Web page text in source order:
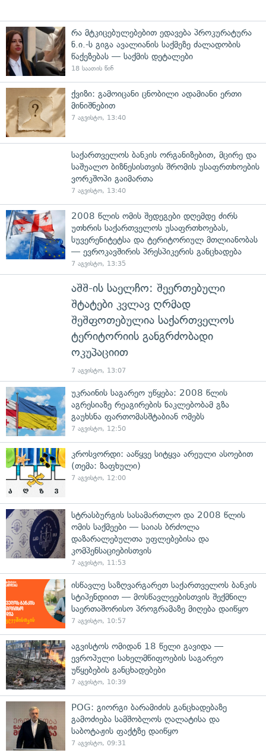
რა მტკიცებულებებით ედავება პროკურატურა
ნ.ი.-ს გიგა ავალიანის საქმეზე ძალადობის
წაქეზებას — საქმის დეტალები
18 საათის წინ
ქვიზი: გამოიცანი ცნობილი ადამიანი ერთი
მინიშნებით
7 აგვისტო, 13:40
საქართველოს ბანკის ორგანიზებით, მცირე და
საშუალო ბიზნესისთვის შრომის უსაფრთხოების
ვორკშოპი გაიმართა
7 აგვისტო, 13:40
2008 წლის ომის შედეგები დღემდე ძირს
უთხრის საქართველოს უსაფრთხოებას,
სუვერენიტეტსა და ტერიტორიულ მთლიანობას
— ევროკავშირის პრესპიკერის განცხადება
7 აგვისტო, 13:35
აშშ-ის საელჩო: შეერთებული
შტატები კვლავ ღრმად
შეშფოთებულია საქართველოს
ტერიტორიის განგრძობადი
ოკუპაციით
7 აგვისტო, 13:07
უკრაინის საგარეო უწყება: 2008 წლის
აგრესიაზე რეაგირების ნაკლებობამ გზა
გაუხსნა ფართომასშტაბიან ომებს
7 აგვისტო, 12:50
კროსვორდი: ააწყვე სიტყვა არეული ასოებით
(თემა: ზაფხული)
7 აგვისტო, 12:00
სტრასბურგის სასამართლო და 2008 წლის
ომის საქმეები — საიას ბრძოლა
დაზარალებულთა უფლებებისა და
კომპენსაციებისთვის
7 აგვისტო, 11:53
ისწავლე საზღვარგარეთ საქართველოს ბანკის
სტიპენდიით — მოსწავლეებისთვის შექმნილ
საერთაშორისო პროგრამაზე მიღება დაიწყო
7 აგვისტო, 10:57
აგვისტოს ომიდან 18 წელი გავიდა —
ევროპული სახელმწიფოების საგარეო
უწყებების განცხადებები
7 აგვისტო, 10:39
POG: გიორგი ბარამიძის განცხადებაზე
გამოძიება სამშობლოს ღალატისა და
საბოტაჟის ფაქტზე დაიწყო
7 აგვისტო, 09:31